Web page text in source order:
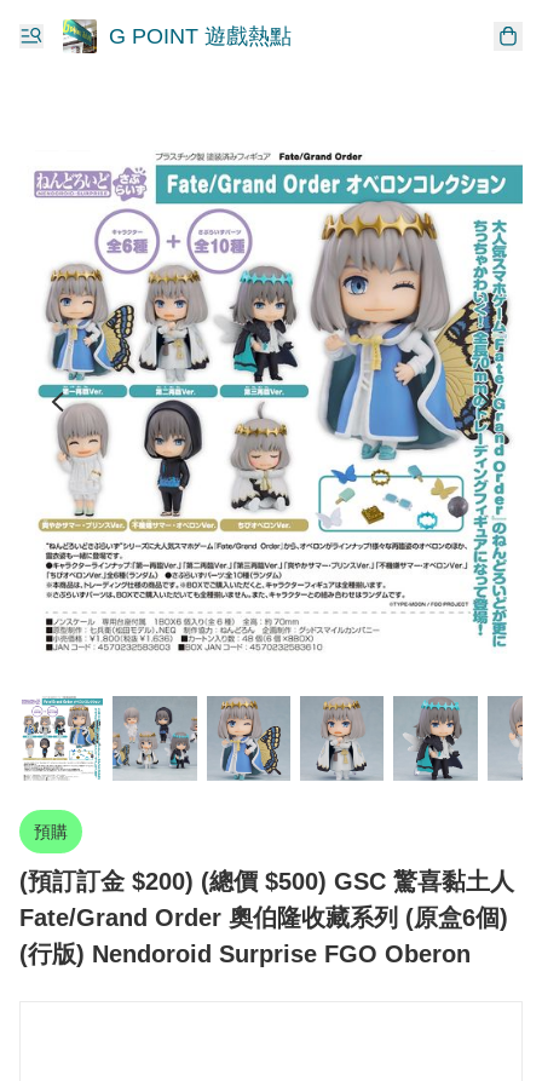
G POINT 遊戲熱點
預購
(預訂訂金 $200) (總價 $500) GSC 驚喜黏土人
Fate/Grand Order 奧伯隆收藏系列 (原盒6個)
(行版) Nendoroid Surprise FGO Oberon